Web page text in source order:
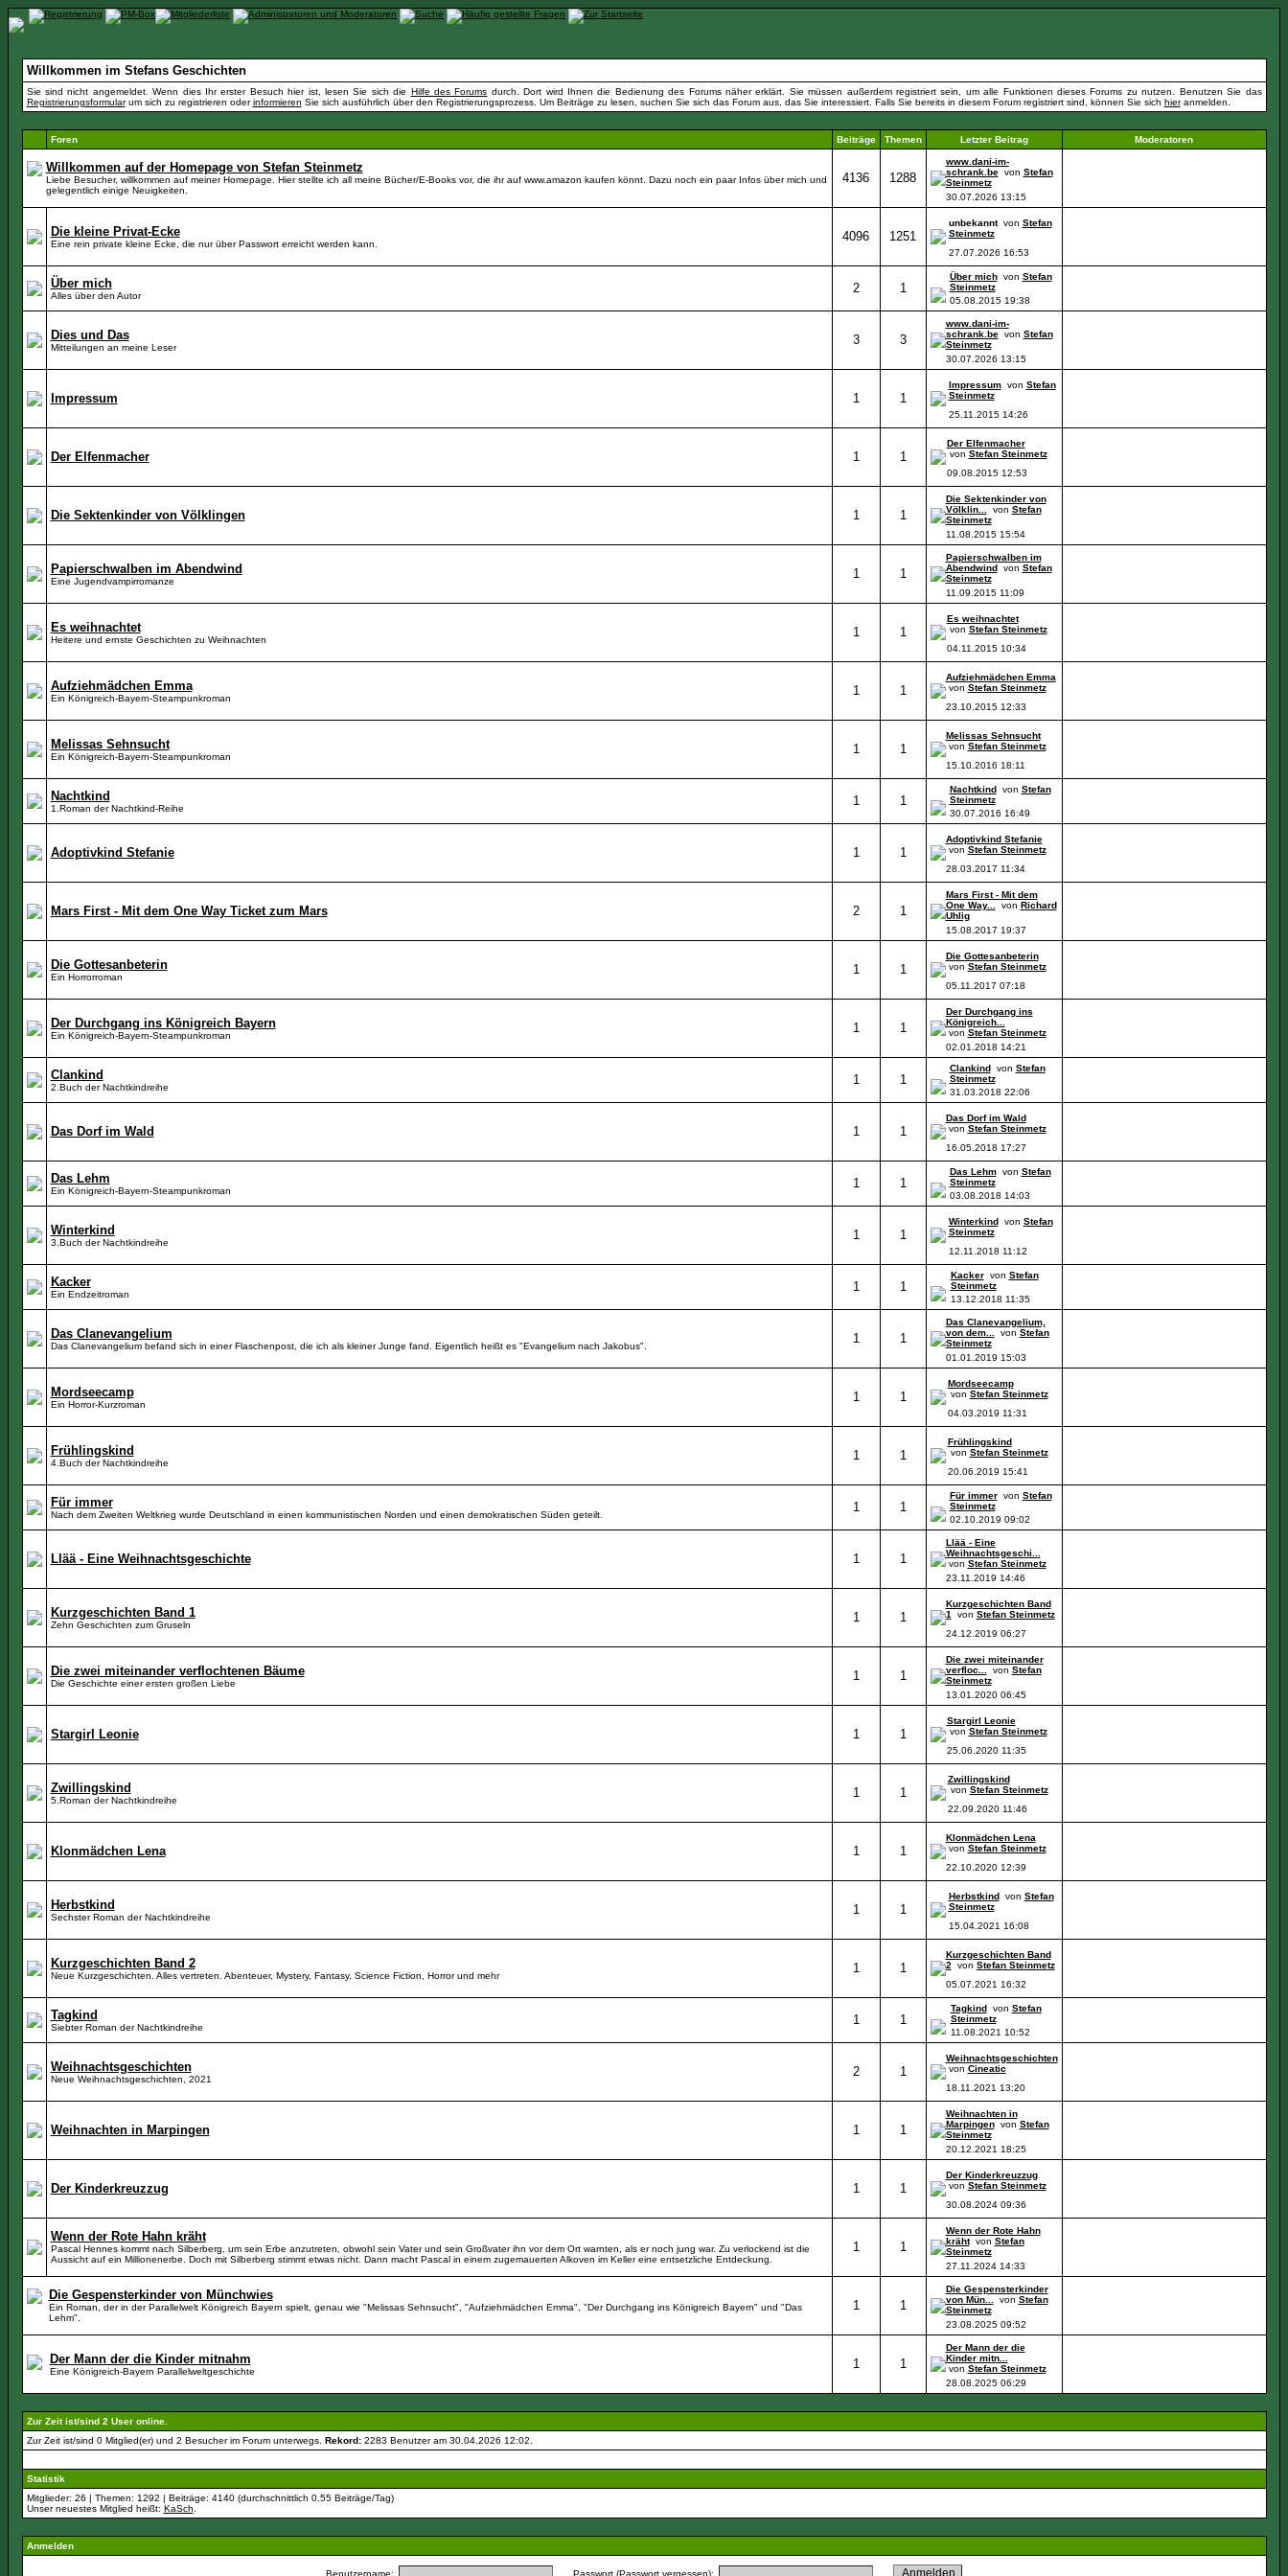
Willkommen im Stefans Geschichten
Sie sind nicht angemeldet. Wenn dies Ihr erster Besuch hier ist, lesen Sie sich die Hilfe des Forums durch. Dort wird Ihnen die Bedienung des Forums näher erklärt. Sie müssen außerdem registriert sein, um alle Funktionen dieses Forums zu nutzen. Benutzen Sie das
Registrierungsformularum sich zu registrieren oderinformieren Sie sich ausführlich über den Registrierungsprozess. Um Beiträge zu lesen, suchen Sie sich das Forum aus, das Sie interessiert. Falls Sie bereits in diesem Forum registriert sind, können Sie sich hieranmelden.
Foren Beiträge Themen Letzter Beitrag Moderatoren
Willkommen auf der Homepage von Stefan Steinmetz
Liebe Besucher, willkommen auf meiner Homepage. Hier stellte ich all meine Bücher/E-Books vor, die ihr auf www.amazon kaufen könnt. Dazu noch ein paar Infos über mich und
gelegentlich einige Neuigkeiten.
4136 1288
www.dani-im-
schrank.bevon Stefan
Steinmetz
30.07.2026 13:15
Die kleine Privat-Ecke
Eine rein private kleine Ecke, die nur über Passwort erreicht werden kann.
4096 1251
unbekanntvon Stefan
Steinmetz
27.07.2026 16:53
Über mich
Alles über den Autor
2 1
Über michvon Stefan
Steinmetz
05.08.2015 19:38
Dies und Das
Mitteilungen an meine Leser
3 3
www.dani-im-
schrank.bevon Stefan
Steinmetz
30.07.2026 13:15
Impressum 1 1
Impressumvon Stefan
Steinmetz
25.11.2015 14:26
Der Elfenmacher 1 1
Der Elfenmacher
von Stefan Steinmetz
09.08.2015 12:53
Die Sektenkinder von Völklingen 1 1
Die Sektenkinder von
Völklin...
von Stefan
Steinmetz
11.08.2015 15:54
Papierschwalben im Abendwind
Eine Jugendvampirromanze
1 1
Papierschwalben im
Abendwindvon Stefan
Steinmetz
11.09.2015 11:09
Es weihnachtet
Heitere und ernste Geschichten zu Weihnachten
1 1
Es weihnachtet
von Stefan Steinmetz
04.11.2015 10:34
Aufziehmädchen Emma
Ein Königreich-Bayern-Steampunkroman
1 1
Aufziehmädchen Emma
von Stefan Steinmetz
23.10.2015 12:33
Melissas Sehnsucht
Ein Königreich-Bayern-Steampunkroman
1 1
Melissas Sehnsucht
von Stefan Steinmetz
15.10.2016 18:11
Nachtkind
1.Roman der Nachtkind-Reihe
1 1
Nachtkindvon Stefan
Steinmetz
30.07.2016 16:49
Adoptivkind Stefanie 1 1
Adoptivkind Stefanie
von Stefan Steinmetz
28.03.2017 11:34
Mars First - Mit dem One Way Ticket zum Mars 2 1
Mars First - Mit dem
One Way...
von Richard
Uhlig
15.08.2017 19:37
Die Gottesanbeterin
Ein Horrorroman
1 1
Die Gottesanbeterin
von Stefan Steinmetz
05.11.2017 07:18
Der Durchgang ins Königreich Bayern
Ein Königreich-Bayern-Steampunkroman
1 1
Der Durchgang ins
Königreich...
von Stefan Steinmetz
02.01.2018 14:21
Clankind
2.Buch der Nachtkindreihe
1 1
Clankindvon Stefan
Steinmetz
31.03.2018 22:06
Das Dorf im Wald 1 1
Das Dorf im Wald
von Stefan Steinmetz
16.05.2018 17:27
Das Lehm
Ein Königreich-Bayern-Steampunkroman
1 1
Das Lehmvon Stefan
Steinmetz
03.08.2018 14:03
Winterkind
3.Buch der Nachtkindreihe
1 1
Winterkindvon Stefan
Steinmetz
12.11.2018 11:12
Kacker
Ein Endzeitroman
1 1
Kackervon Stefan
Steinmetz
13.12.2018 11:35
Das Clanevangelium
Das Clanevangelium befand sich in einer Flaschenpost, die ich als kleiner Junge fand. Eigentlich heißt es "Evangelium nach Jakobus".
1 1
Das Clanevangelium,
von dem...
von Stefan
Steinmetz
01.01.2019 15:03
Mordseecamp
Ein Horror-Kurzroman
1 1
Mordseecamp
von Stefan Steinmetz
04.03.2019 11:31
Frühlingskind
4.Buch der Nachtkindreihe
1 1
Frühlingskind
von Stefan Steinmetz
20.06.2019 15:41
Für immer
Nach dem Zweiten Weltkrieg wurde Deutschland in einen kommunistischen Norden und einen demokratischen Süden geteilt.
1 1
Für immervon Stefan
Steinmetz
02.10.2019 09:02
Llää - Eine Weihnachtsgeschichte 1 1
Llää - Eine
Weihnachtsgeschi...
von Stefan Steinmetz
23.11.2019 14:46
Kurzgeschichten Band 1
Zehn Geschichten zum Gruseln
1 1
Kurzgeschichten Band
1
von Stefan Steinmetz
24.12.2019 06:27
Die zwei miteinander verflochtenen Bäume
Die Geschichte einer ersten großen Liebe
1 1
Die zwei miteinander
verfloc...
von Stefan
Steinmetz
13.01.2020 06:45
Stargirl Leonie 1 1
Stargirl Leonie
von Stefan Steinmetz
25.06.2020 11:35
Zwillingskind
5.Roman der Nachtkindreihe
1 1
Zwillingskind
von Stefan Steinmetz
22.09.2020 11:46
Klonmädchen Lena 1 1
Klonmädchen Lena
von Stefan Steinmetz
22.10.2020 12:39
Herbstkind
Sechster Roman der Nachtkindreihe
1 1
Herbstkindvon Stefan
Steinmetz
15.04.2021 16:08
Kurzgeschichten Band 2
Neue Kurzgeschichten. Alles vertreten. Abenteuer, Mystery, Fantasy, Science Fiction, Horror und mehr
1 1
Kurzgeschichten Band
2 von Stefan Steinmetz
05.07.2021 16:32
Tagkind
Siebter Roman der Nachtkindreihe
1 1
Tagkindvon Stefan
Steinmetz
11.08.2021 10:52
Weihnachtsgeschichten
Neue Weihnachtsgeschichten, 2021
2 1
Weihnachtsgeschichten
von Cineatic
18.11.2021 13:20
Weihnachten in Marpingen 1 1
Weihnachten in
Marpingenvon Stefan
Steinmetz
20.12.2021 18:25
Der Kinderkreuzzug 1 1
Der Kinderkreuzzug
von Stefan Steinmetz
30.08.2024 09:36
Wenn der Rote Hahn kräht
Pascal Hennes kommt nach Silberberg, um sein Erbe anzutreten, obwohl sein Vater und sein Großvater ihn vor dem Ort warnten, als er noch jung war. Zu verlockend ist die
Aussicht auf ein Millionenerbe. Doch mit Silberberg stimmt etwas nicht. Dann macht Pascal in einem zugemauerten Alkoven im Keller eine entsetzliche Entdeckung.
1 1
Wenn der Rote Hahn
krähtvon Stefan
Steinmetz
27.11.2024 14:33
Die Gespensterkinder von Münchwies
Ein Roman, der in der Parallelwelt Königreich Bayern spielt, genau wie "Melissas Sehnsucht", "Aufziehmädchen Emma", "Der Durchgang ins Königreich Bayern" und "Das
Lehm".
1 1
Die Gespensterkinder
von Mün...
von Stefan
Steinmetz
23.08.2025 09:52
Der Mann der die Kinder mitnahm
Eine Königreich-Bayern Parallelweltgeschichte
1 1
Der Mann der die
Kinder mitn...
von Stefan Steinmetz
28.08.2025 06:29
Zur Zeit ist/sind 2 User online.
Zur Zeit ist/sind 0 Mitglied(er) und 2 Besucher im Forum unterwegs. Rekord:2283 Benutzer am 30.04.2026 12:02
Statistik
Mitglieder: 26 | Themen: 1292 | Beiträge: 4140 (durchschnittlich 0.55 Beiträge/Tag)
Unser neuestes Mitglied heißt: KaSch
Anmelden
Benutzername: Passwort (Passwort vergessen):